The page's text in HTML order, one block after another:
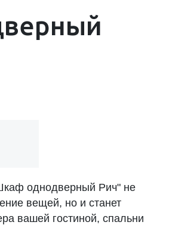
однодверный Рич" не
вещей, но и станет
вашей гостиной, спальни